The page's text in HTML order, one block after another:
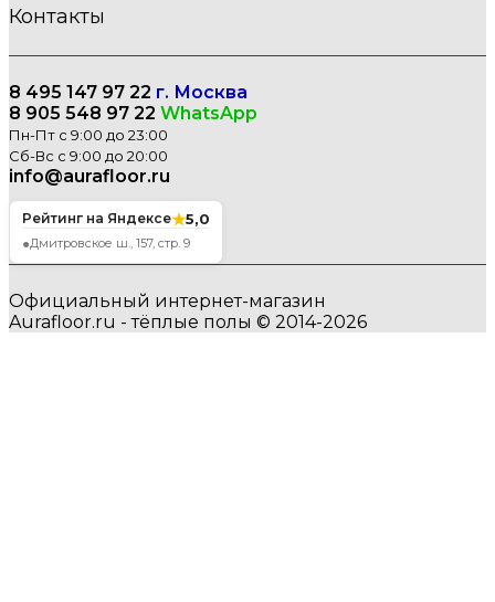
Контакты
8 495 147 97 22 г. Москва
8 905 548 97 22 WhatsApp
Пн-Пт с 9:00 до 23:00
Сб-Вс с 9:00 до 20:00
info@aurafloor.ru
Рейтинг на Яндексе★5,0
●Дмитровское ш., 157, стр. 9
Официальный интернет-магазин
Aurafloor.ru - тёплые полы © 2014-2026